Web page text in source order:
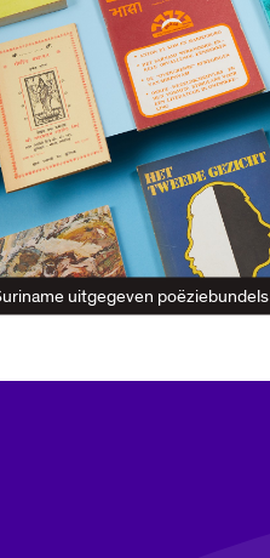
uitgegeven poëziebundels